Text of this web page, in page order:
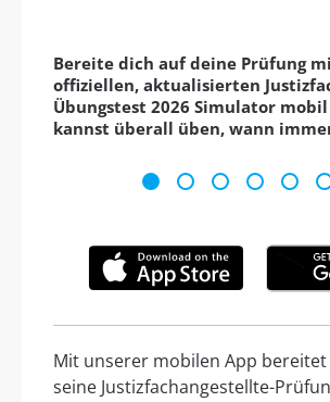
Bereite dich auf deine Prüfung
offiziellen, aktualisierten
Übungstest 2026 Simulator
kannst überall üben, wann
Mit unserer mobilen App
seine Justizfachangestellte-